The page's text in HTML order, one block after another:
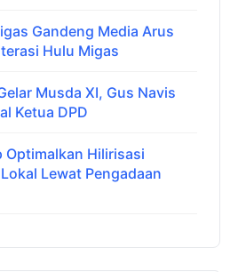
Gandeng Media Arus
Hulu Migas
Musda XI, Gus Navis
Ketua DPD
Optimalkan Hilirisasi
Lewat Pengadaan